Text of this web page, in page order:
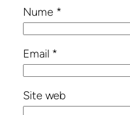
Nume *
Email *
Site web